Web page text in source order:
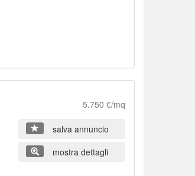
5.750 €/mq
salva annuncio
mostra dettagli